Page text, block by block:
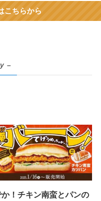
こちらから
–
か！チキン南蛮とパンの